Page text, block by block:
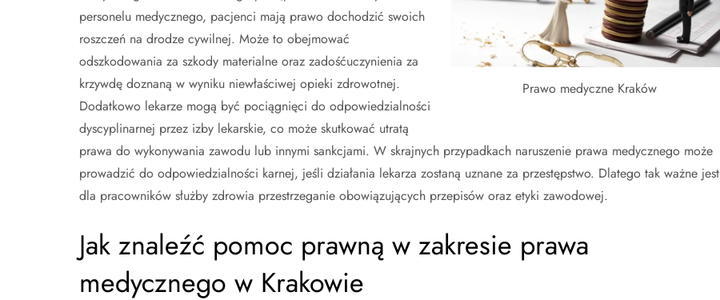
Prawo medyczne Kraków
personelu medycznego, pacjenci mają prawo dochodzić swoich
roszczeń na drodze cywilnej. Może to obejmować
odszkodowania za szkody materialne oraz zadośćuczynienia za
krzywdę doznaną w wyniku niewłaściwej opieki zdrowotnej.
Dodatkowo lekarze mogą być pociągnięci do odpowiedzialności
dyscyplinarnej przez izby lekarskie, co może skutkować utratą
prawa do wykonywania zawodu lub innymi sankcjami. W skrajnych przypadkach naruszenie prawa medycznego może
prowadzić do odpowiedzialności karnej, jeśli działania lekarza zostaną uznane za przestępstwo. Dlatego tak ważne jest
dla pracowników służby zdrowia przestrzeganie obowiązujących przepisów oraz etyki zawodowej.
Jak znaleźć pomoc prawną w zakresie prawa
medycznego w Krakowie